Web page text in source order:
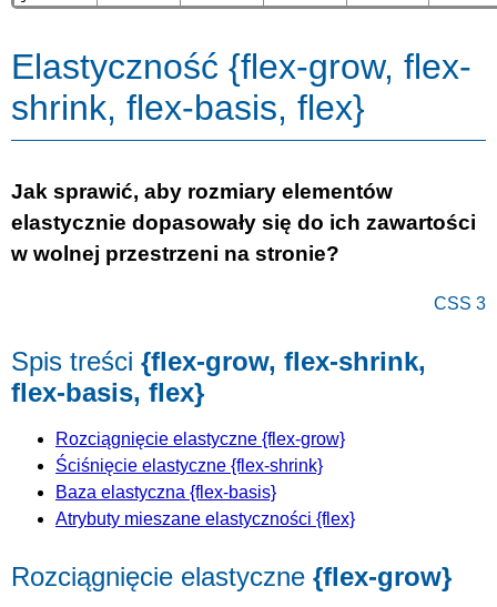
Elastyczność {flex-grow, flex-
shrink, flex-basis, flex}
Jak sprawić, aby rozmiary elementów
elastycznie dopasowały się do ich zawartości
w wolnej przestrzeni na stronie?
CSS 3
Spis treści {flex-grow, flex-shrink,
flex-basis, flex}
Rozciągnięcie elastyczne {flex-grow}
Ściśnięcie elastyczne {flex-shrink}
Baza elastyczna {flex-basis}
Atrybuty mieszane elastyczności {flex}
Rozciągnięcie elastyczne {flex-grow}